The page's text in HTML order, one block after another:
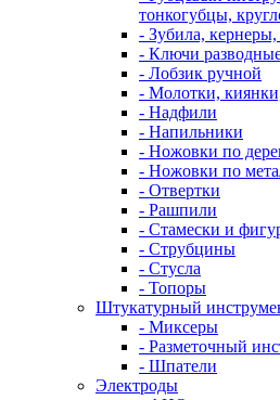
тонкогубцы,
- Зубила,
- Ключи
- Лобзик ручной
- Молотки,
- Надфили
- Напильники
- Ножовки по
- Ножовки по
- Отвертки
- Рашпили
- Стамески и
- Струбцины
- Стусла
- Топоры
Штукатурный
- Миксеры
- Разметочный
- Шпатели
Электроды